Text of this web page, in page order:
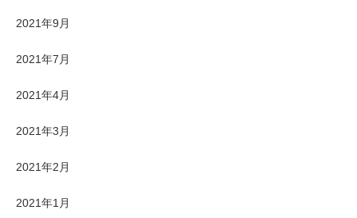
2021年9月
2021年7月
2021年4月
2021年3月
2021年2月
2021年1月